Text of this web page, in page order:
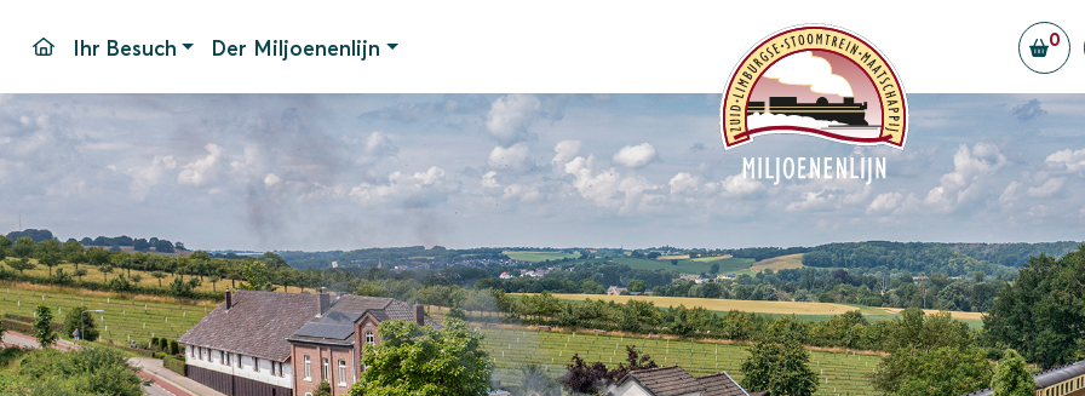
Ihr Besuch
Fahrtage und -zeiten
Pakete
Gruppen
Veranstaltungen
Haltestellen
Parken
Barrierefreiheit
Bahnhof Simpelveld
Häufig gestellte Fragen
Kontakt
Der Miljoenenlijn
Bahnhof Simpelveld
Unser Material
Vorstand & Ehrenamtliche
Partner
Stellenangebote
0